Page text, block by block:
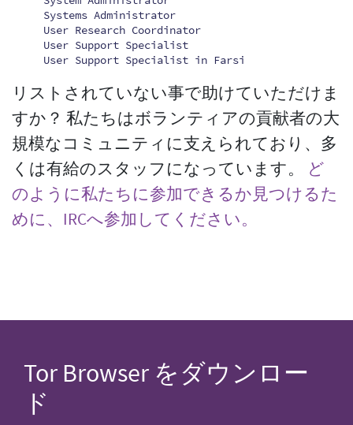
Systems Administrator
User Research Coordinator
User Support Specialist
User Support Specialist in Farsi
リストされていない事で助けていただけま
すか？ 私たちはボランティアの貢献者の大
規模なコミュニティに支えられており、多
くは有給のスタッフになっています。
ど
のように私たちに参加できるか見つけるた
めに、IRCへ参加してください。
Tor Browser をダウンロー
ド